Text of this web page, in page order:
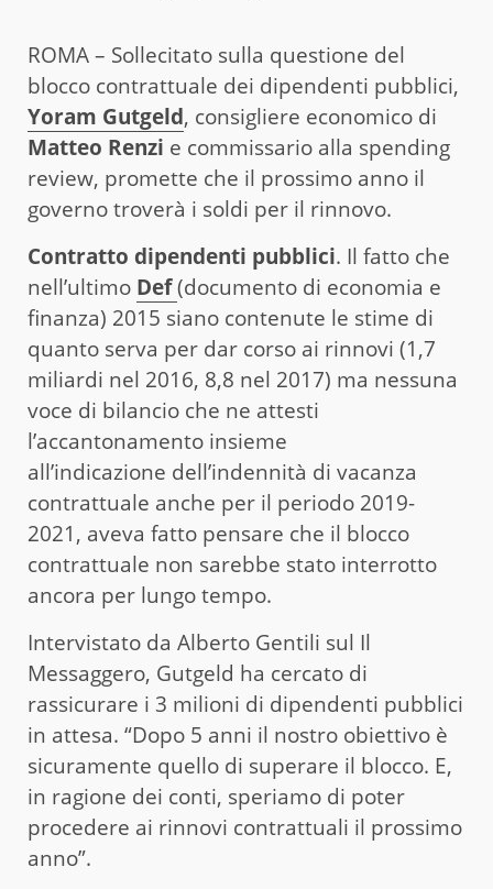
ROMA – Sollecitato sulla questione del
blocco contrattuale dei dipendenti pubblici,
Yoram Gutgeld, consigliere economico di
Matteo Renzi e commissario alla spending
review, promette che il prossimo anno il
governo troverà i soldi per il rinnovo.
Contratto dipendenti pubblici. Il fatto che
nell’ultimo Def(documento di economia e
finanza) 2015 siano contenute le stime di
quanto serva per dar corso ai rinnovi (1,7
miliardi nel 2016, 8,8 nel 2017) ma nessuna
voce di bilancio che ne attesti
l’accantonamento insieme
all’indicazione dell’indennità di vacanza
contrattuale anche per il periodo 2019-
2021, aveva fatto pensare che il blocco
contrattuale non sarebbe stato interrotto
ancora per lungo tempo.
Intervistato da Alberto Gentili sul Il
Messaggero, Gutgeld ha cercato di
rassicurare i 3 milioni di dipendenti pubblici
in attesa. “Dopo 5 anni il nostro obiettivo è
sicuramente quello di superare il blocco. E,
in ragione dei conti, speriamo di poter
procedere ai rinnovi contrattuali il prossimo
anno”.